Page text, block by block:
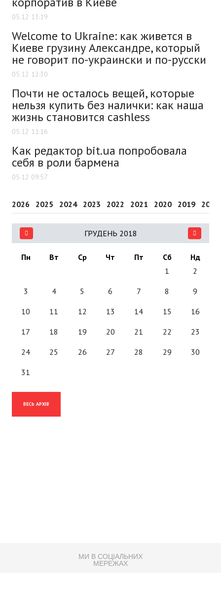
05.12 13:19
Welcome to Ukraine: как живется в
Киеве грузину Александре, который
не говорит по-украински и по-русски
05.12 12:30
Почти не осталось вещей, которые
нельзя купить без налички: как наша
жизнь становится cashless
05.12 11:16
Как редактор bit.ua попробовала
себя в роли бармена
05.12 09:57
2026 2025 2024 2023 2022 2021 2020 2019 2018
ГРУДЕНЬ 2018
Пн Вт Ср Чт Пт Сб
Нд
1
2
3 4 5 6 7 8 9
10 11 12 13 14 15 16
17 18 19 20 21 22 23
24 25 26 27 28 29 30
31
ВЕСЬ АРХІВ
МИ В СОЦІАЛЬНИХ
МЕРЕЖАХ